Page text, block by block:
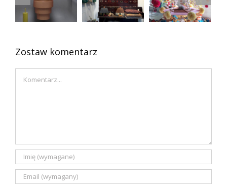
łazienka
przedmioty
vintage
polska
sztuka
Zostaw komentarz